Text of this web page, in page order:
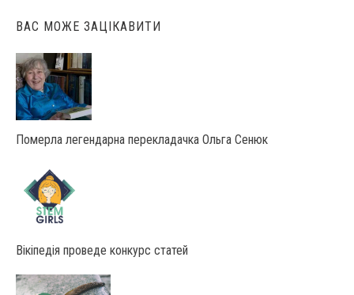
ВАС МОЖЕ ЗАЦІКАВИТИ
Померла легендарна перекладачка Ольга Сенюк
Вікіпедія проведе конкурс статей